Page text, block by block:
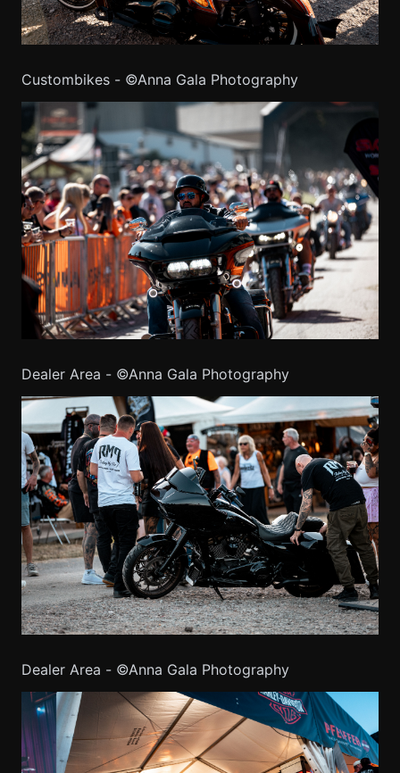
Custombikes - ©Anna Gala Photography
Dealer Area - ©Anna Gala Photography
Dealer Area - ©Anna Gala Photography